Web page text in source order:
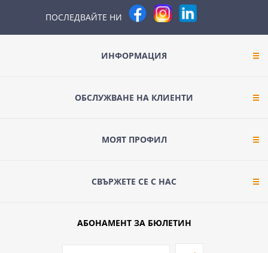
ПОСЛЕДВАЙТЕ НИ
ИНФОРМАЦИЯ
ОБСЛУЖВАНЕ НА КЛИЕНТИ
МОЯТ ПРОФИЛ
СВЪРЖЕТЕ СЕ С НАС
АБОНАМЕНТ ЗА БЮЛЕТИН